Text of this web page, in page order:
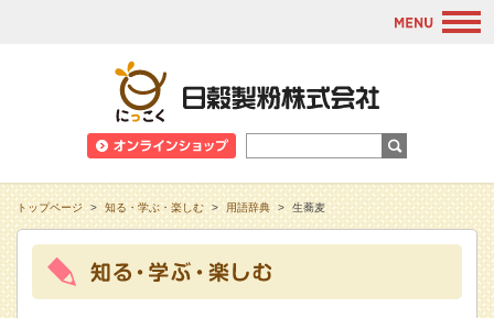
トップページ > 知る・学ぶ・楽しむ > 用語辞典 > 生蕎麦